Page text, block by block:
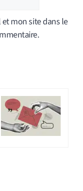
mon site dans le